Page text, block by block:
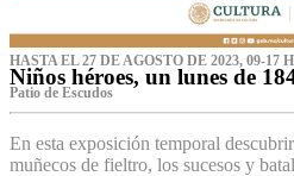
HASTA EL 27 DE AGOSTO DE 2023, 09-17 H
Niños héroes, un lunes de
Patio de Escudos
En esta exposición temporal
muñecos de fieltro, los sucesos y